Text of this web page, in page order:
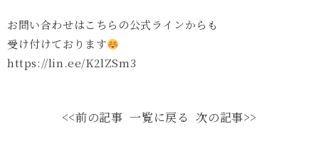
お問い合わせはこちらの公式ラインからも
受け付けております
https://lin.ee/K2lZSm3
<<前の記事 一覧に戻る 次の記事>>